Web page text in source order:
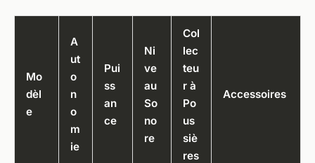
Mo
dèl
e
A
ut
o
n
o
m
ie
Pui
ss
an
ce
Ni
ve
au
So
no
re
Col
lec
teu
r à
Po
us
siè
res
Accessoires